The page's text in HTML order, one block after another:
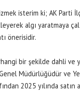
isterim ki; AK Parti İlçe
algı yaratmaya
önerisidir.
bir şekilde dahli
Müdürlüğüdür ve
2025 yılında